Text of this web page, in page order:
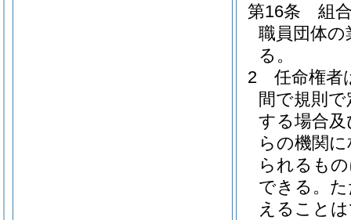
第16条
組
職員団体
る。
2
任命権者
間で規則
する場合
らの機関
られるも
できる。
えること